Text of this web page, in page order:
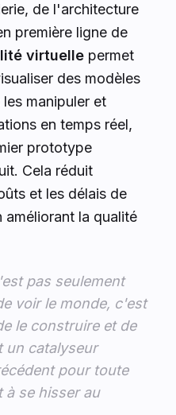
de l'architecture
première ligne de
virtuelle permet
des modèles
manipuler et
en temps réel,
prototype
Cela réduit
et les délais de
la qualité
pas seulement
voir le monde, c'est
le construire et de
un catalyseur
pour toute
à se hisser au